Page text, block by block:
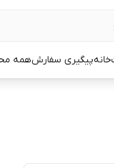
خانهپیگیری سفارشهمه